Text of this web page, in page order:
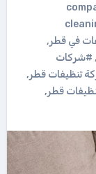
في قطر,
, #شركات
تنظيفات قطر,
قطر,